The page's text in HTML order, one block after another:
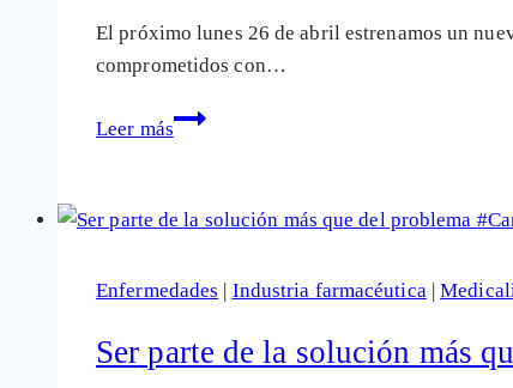
El próximo lunes 26 de abril estrenamos un
comprometidos con…
Leer más
«¿Y
sabes?»,
proyecto
audiovisual
de
Enfermedades | Industria farmacéutica |
Ser parte de la solución más